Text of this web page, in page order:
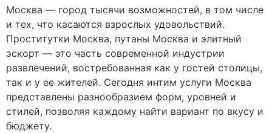
Москва — город тысячи возможностей, в том числе
и тех, что касаются взрослых удовольствий.
Проститутки Москва, путаны Москва и элитный
эскорт — это часть современной индустрии
развлечений, востребованная как у гостей столицы,
так и у ее жителей. Сегодня интим услуги Москва
представлены разнообразием форм, уровней и
стилей, позволяя каждому найти вариант по вкусу и
бюджету.